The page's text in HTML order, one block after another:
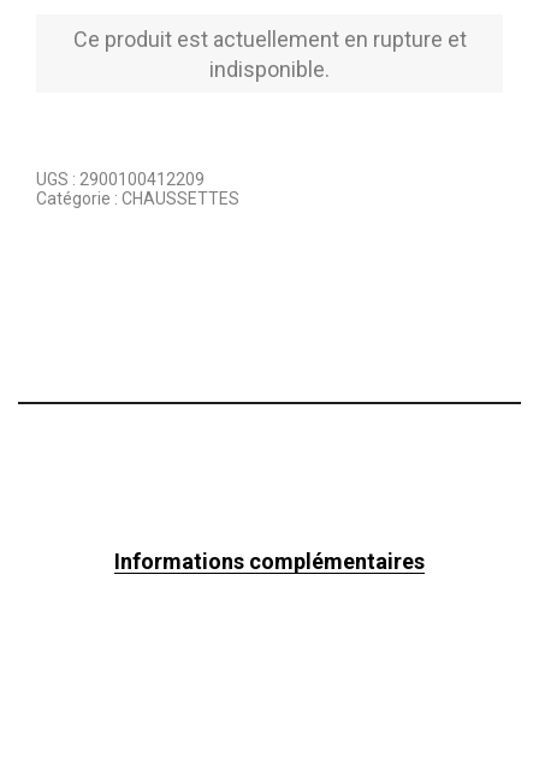
Ce produit est actuellement en rupture et
indisponible.
UGS : 2900100412209
Catégorie : CHAUSSETTES
Informations complémentaires